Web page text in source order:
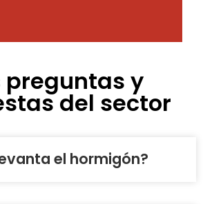
preguntas y
del sector
el hormigón?